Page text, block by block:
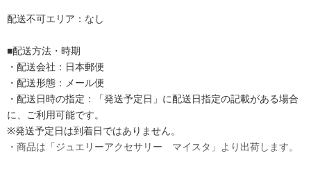
配送不可エリア：なし
■配送方法・時期
・配送会社：日本郵便
・配送形態：メール便
・配送日時の指定：「発送予定日」に配送日指定の記載がある場合
に、ご利用可能です。
※発送予定日は到着日ではありません。
・商品は「ジュエリーアクセサリー マイスタ」より出荷します。